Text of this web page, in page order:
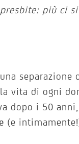
presbite: più ci
separazione
vita di ogni
dopo i 50
(e